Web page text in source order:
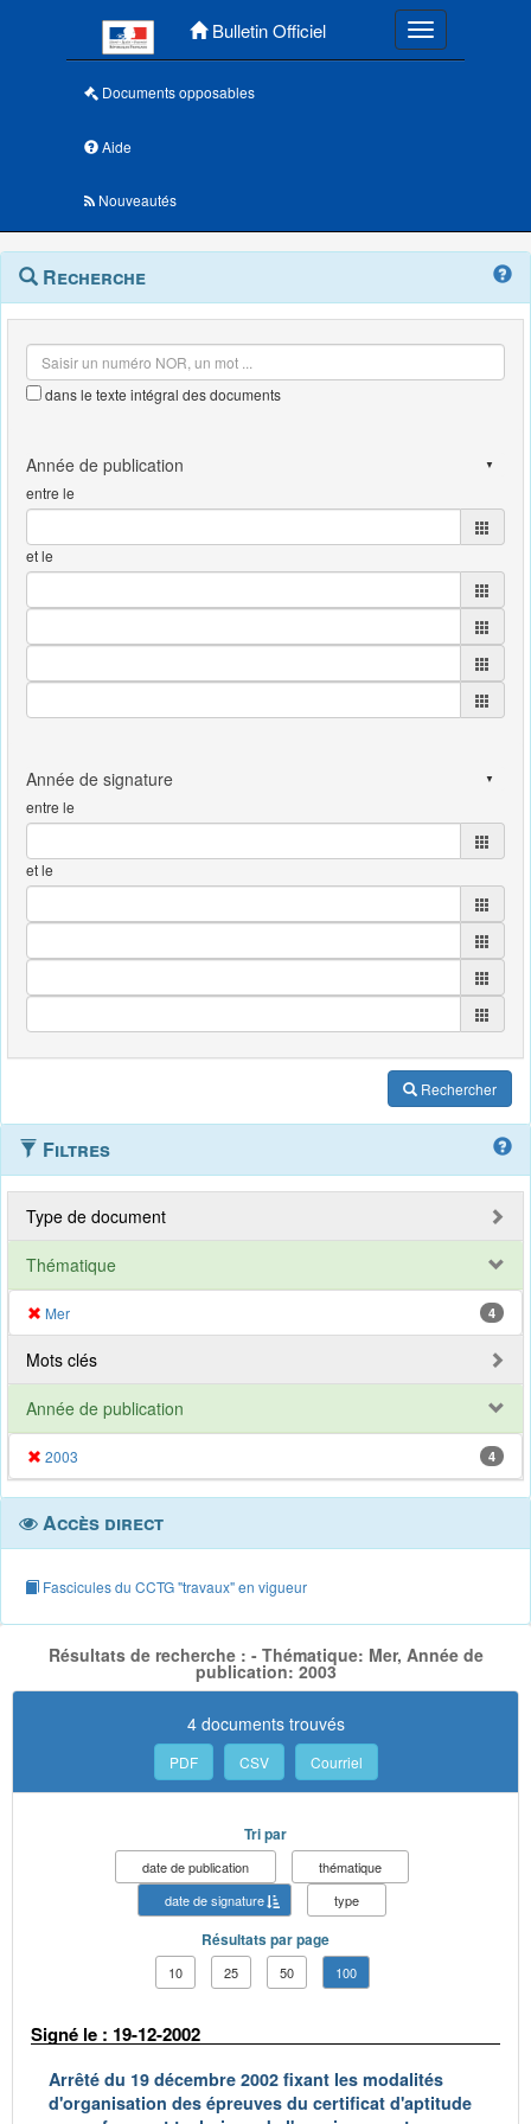
Bulletin Officiel Toggle
Documents opposables
Aide
Nouveautés
Navigation
outils
Menu
contextuel
Recherche
dans le texte intégral des documents
entre le
et le
entre le
et le
Rechercher
Filtres
Type de document
Thématique
Mer 4
Mots clés
Année de publication
2003 4
Accès direct
Fascicules du CCTG "travaux" en vigueur
Résultats de recherche : - Thématique: Mer, Année de
publication: 2003
4 documents trouvés
PDF CSV Courriel
Tri par
date de publication
thématique
date de signature
type
Résultats par page
10 25 50 100
Signé le : 19-12-2002
Arrêté du 19 décembre 2002 fixant les modalités
d'organisation des épreuves du certificat d'aptitude